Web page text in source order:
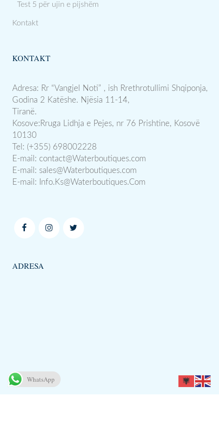
Test 5 për ujin e pijshëm
Kontakt
KONTAKT
Adresa: Rr “Vangjel Noti” , ish Rrethrotullimi Shqiponja,
Godina 2 Katëshe. Njësia 11-14,
Tiranë.
Kosove:Rruga Lidhja e Pejes, nr 76 Prishtine, Kosovë
10130
Tel: (+355) 698002228
E-mail: contact@Waterboutiques.com
E-mail: sales@Waterboutiques.com
E-mail:
Info.Ks@Waterboutiques.Com
ADRESA
WhatsApp